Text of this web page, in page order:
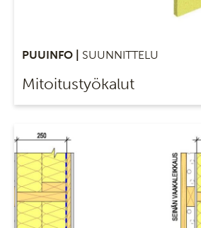
PUUINFO | SUUNNITTELU
Mitoitustyökalut